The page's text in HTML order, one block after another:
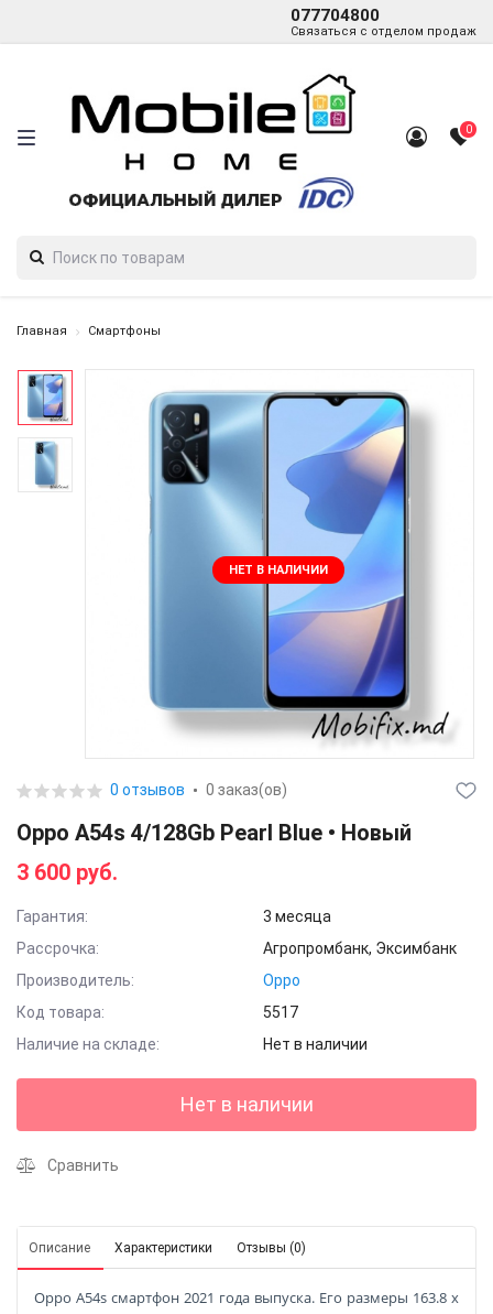
077704800
Связаться с отделом продаж
0
Главная Смартфоны
НЕТ В НАЛИЧИИ
0 отзывов 0 заказ(ов)
Oppo A54s 4/128Gb Pearl Blue • Новый
3 600 руб.
Гарантия:
3 месяца
Рассрочка:
Агропромбанк, Эксимбанк
Производитель:
Oppo
Код товара:
5517
Наличие на складе:
Нет в наличии
Нет в наличии
Сравнить
Описание Характеристики Отзывы (0)
Oppo A54s смартфон 2021 года выпуска. Его размеры 163.8 x